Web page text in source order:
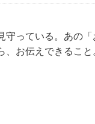
守っている。あの
、お伝えできるこ